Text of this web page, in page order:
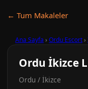
← Tum Makaleler
Ana Sayfa › Ordu Escort›
Ordu İkizce
Ordu / İkizce